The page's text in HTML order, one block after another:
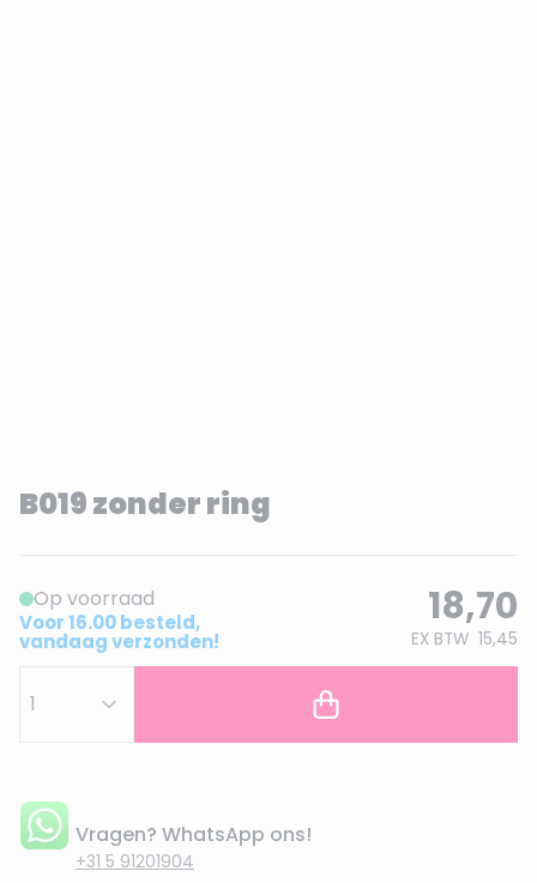
B019 zonder ring
Op voorraad
Voor 16.00 besteld,
vandaag verzonden!
18,70
EX BTW 15,45
Vragen? WhatsApp ons!
+31 5 91201904